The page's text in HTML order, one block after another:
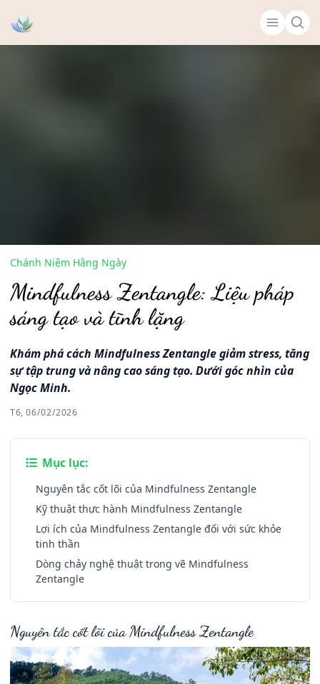
Chánh Niệm Hằng Ngày
Mindfulness Zentangle: Liệu pháp
sáng tạo và tĩnh lặng
Khám phá cách Mindfulness Zentangle giảm stress, tăng
sự tập trung và nâng cao sáng tạo. Dưới góc nhìn của
Ngọc Minh.
T6, 06/02/2026
Mục lục:
Nguyên tắc cốt lõi của Mindfulness Zentangle
Kỹ thuật thực hành Mindfulness Zentangle
Lợi ích của Mindfulness Zentangle đối với sức khỏe
tinh thần
Dòng chảy nghệ thuật trong vẽ Mindfulness
Zentangle
Nguyên tắc cốt lõi của Mindfulness Zentangle